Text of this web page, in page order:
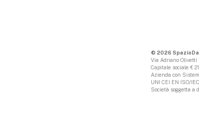
© 2026
Via Adriano Olivetti
Capitale sociale €
Azienda con
UNI CEI EN ISO/IEC
Società soggetta a